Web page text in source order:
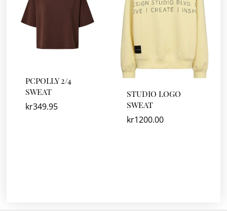
PCPOLLY 2/4
SWEAT
kr349.95
STUDIO LOGO
SWEAT
kr1200.00